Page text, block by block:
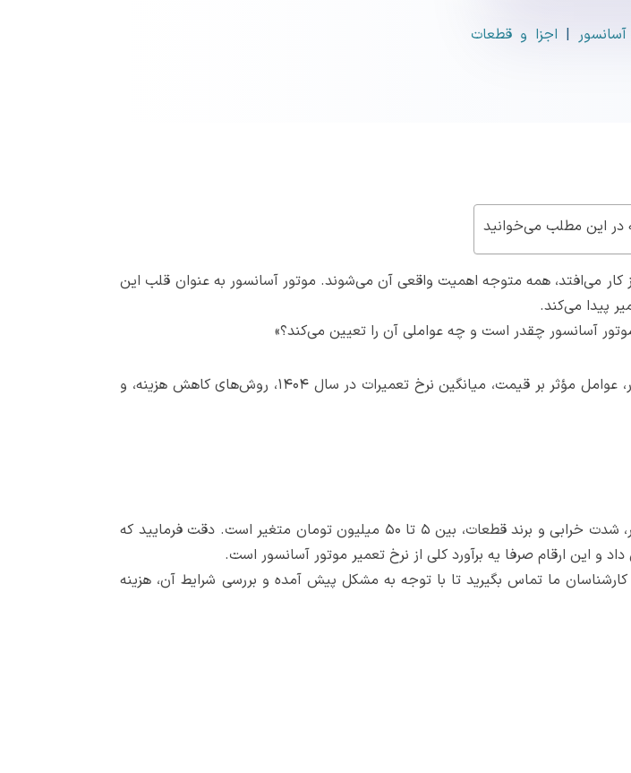
| اجزا و قطعات
در این مطلب می‌خوانید
می‌افتد، همه متوجه اهمیت واقعی آن می‌شوند. موتور آسانسور به عنوان قلب این
پیدا می‌کند.
آسانسور چقدر است و چه عواملی آن را تعیین می‌کند؟»
در این مطلب، به‌صورت کامل و شفاف درباره هزینه تعمیر انواع موتور آسانسور، عوامل مؤثر بر قیمت، میانگین نرخ تعمیرات در سال ۱۴۰۴، روش‌های کاهش هزینه، و
به طور میانگین هزینه تعمیر موتور آسانسور در سال جاری بسته به نوع موتور، شدت خرابی و برند قطعات، بین ۵ تا ۵۰ میلیون تومان متغیر است. دقت فرمایید که
این ارقام صرفا یه برآورد کلی از نرخ تعمیر موتور آسانسور است.
کارشناسان ما تماس بگیرید تا با توجه به مشکل پیش آمده و بررسی شرایط آن، هزینه